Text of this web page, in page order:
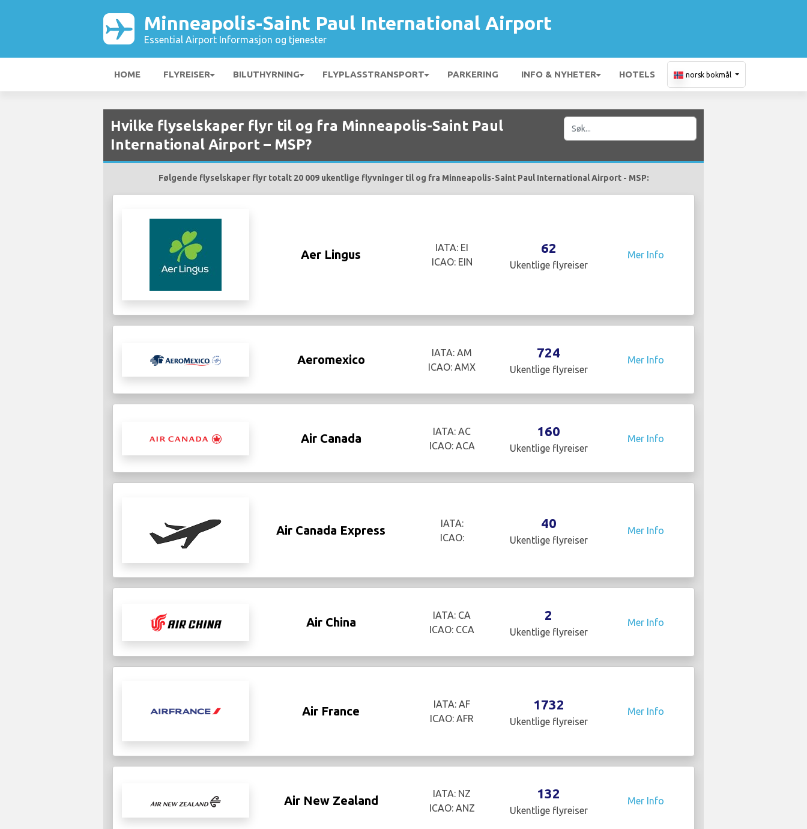
Minneapolis-Saint Paul International Airport
Essential Airport Informasjon og tjenester
HOME FLYREISER BILUTHYRNING FLYPLASSTRANSPORT PARKERING INFO & NYHETER HOTELS norsk bokmål
Hvilke flyselskaper flyr til og fra Minneapolis-Saint Paul
International Airport – MSP?
Følgende flyselskaper flyr totalt 20 009 ukentlige flyvninger til og fra Minneapolis-Saint Paul International Airport - MSP:
Aer Lingus
IATA: EI
ICAO: EIN
62
Ukentlige flyreiser
Mer Info
Aeromexico
IATA: AM
ICAO: AMX
724
Ukentlige flyreiser
Mer Info
Air Canada
IATA: AC
ICAO: ACA
160
Ukentlige flyreiser
Mer Info
Air Canada Express
IATA:
ICAO:
40
Ukentlige flyreiser
Mer Info
Air China
IATA: CA
ICAO: CCA
2
Ukentlige flyreiser
Mer Info
Air France
IATA: AF
ICAO: AFR
1732
Ukentlige flyreiser
Mer Info
Air New Zealand
IATA: NZ
ICAO: ANZ
132
Ukentlige flyreiser
Mer Info